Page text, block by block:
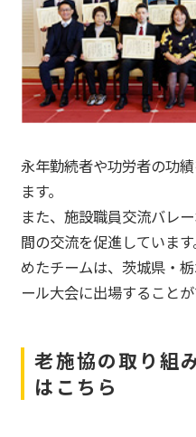
永年勤続者や功労者の功
ます。
また、施設職員交流バレ
間の交流を促進していま
めたチームは、茨城県・
ール大会に出場することが
老施協の取り組
はこちら